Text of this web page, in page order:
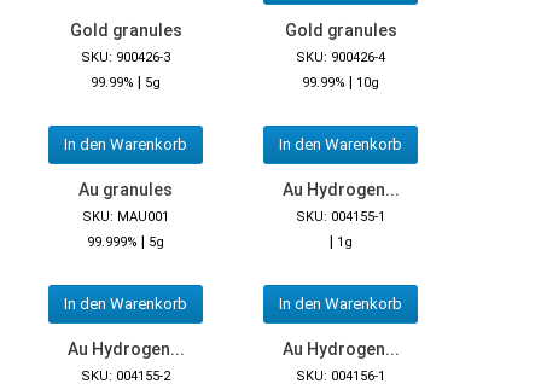
Gold granules
SKU: 900426-3
99.99% | 5g
In den Warenkorb
Gold granules
SKU: 900426-4
99.99% | 10g
In den Warenkorb
Au granules
SKU: MAU001
99.999% | 5g
In den Warenkorb
Au Hydrogen...
SKU: 004155-1
| 1g
In den Warenkorb
Au Hydrogen...
SKU: 004155-2
Au Hydrogen...
SKU: 004156-1